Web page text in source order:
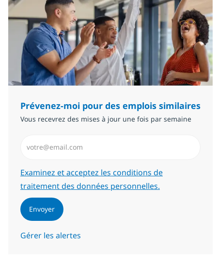
Prévenez-moi pour des emplois similaires
Vous recevrez des mises à jour une fois par semaine
Required
Examinez et acceptez les conditions de
traitement des données personnelles.
Envoyer
Gérer les alertes